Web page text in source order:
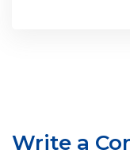
Write a